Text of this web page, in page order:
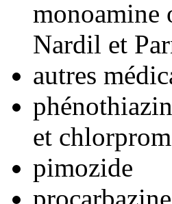
monoamine
Nardil et
autres
et
pimozide